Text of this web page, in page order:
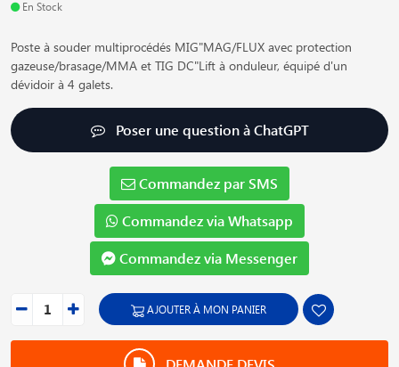
En Stock
Poste à souder multiprocédés MIG"MAG/FLUX avec protection
gazeuse/brasage/MMA et TIG DC"Lift à onduleur, équipé d'un
dévidoir à 4 galets.
Poser une question à ChatGPT
Commandez par SMS
Commandez via Whatsapp
Commandez via Messenger
AJOUTER À MON PANIER